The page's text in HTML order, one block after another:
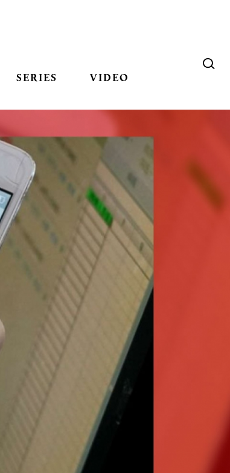
SERIES VIDEO